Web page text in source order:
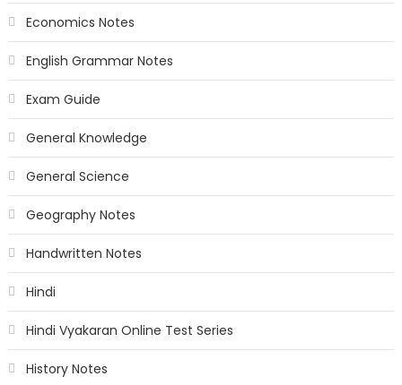
Economics Notes
English Grammar Notes
Exam Guide
General Knowledge
General Science
Geography Notes
Handwritten Notes
Hindi
Hindi Vyakaran Online Test Series
History Notes